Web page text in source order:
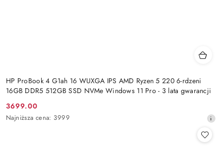
HP ProBook 4 G1ah 16 WUXGA IPS AMD Ryzen 5 220 6-rdzeni
16GB DDR5 512GB SSD NVMe Windows 11 Pro - 3 lata gwarancji
Cena
promocyjna:
3699.00
Najniższa
Najniższa cena: 3999